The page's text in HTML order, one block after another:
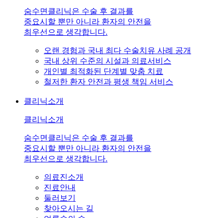
숨수면클리닉은 수술 후 결과를
중요시할 뿐만 아니라 환자의 안전을
최우선으로 생각합니다.
오랜 경험과 국내 최다 수술치유 사례 공개
국내 상위 수준의 시설과 의료서비스
개인별 최적화된 단계별 맞춤 치료
철저한 환자 안전과 평생 책임 서비스
클리닉소개
클리닉소개
숨수면클리닉은 수술 후 결과를
중요시할 뿐만 아니라 환자의 안전을
최우선으로 생각합니다.
의료진소개
진료안내
둘러보기
찾아오시는 길